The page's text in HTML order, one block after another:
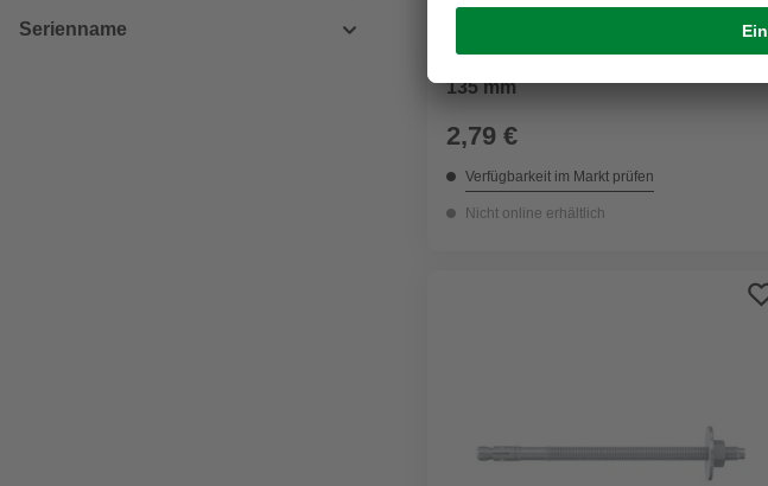
Serienname
Bolzenanker »FAZ II Plus«, 10 mm x
135 mm
2,79 €
Verfügbarkeit im Markt prüfen
Nicht online erhältlich